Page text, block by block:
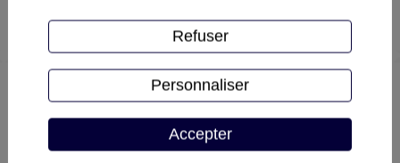
Figer des titres dans les grands tableaux
Formules de calculs simples
Références relatives et références absolues
Accepter
Refuser
Personnaliser